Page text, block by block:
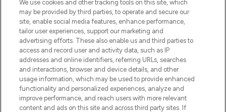
renommierten Marken. Shoppe online
oder über die App mit kostenloser
Lieferung ab einem Einkaufswert von 30€.
Cookie-Einwilligung
Do Not Sell or Share My Personal
Information
HILFE & INFORMATION
We use cookies and other tracking tools on this site, which
may be provided by third parties, to operate and secure our
site, enable social media features, enhance performance,
tailor user experiences, support our marketing and
advertising efforts. These also enable us and third parties to
access and record user and activity data, such as IP
addresses and online identifiers, referring URLs, searches
and interactions, browser and device details, and other
usage information, which may be used to provide enhanced
functionality and personalized experiences, analyze and
improve performance, and reach users with more relevant
content and ads on this site and across third party sites. If